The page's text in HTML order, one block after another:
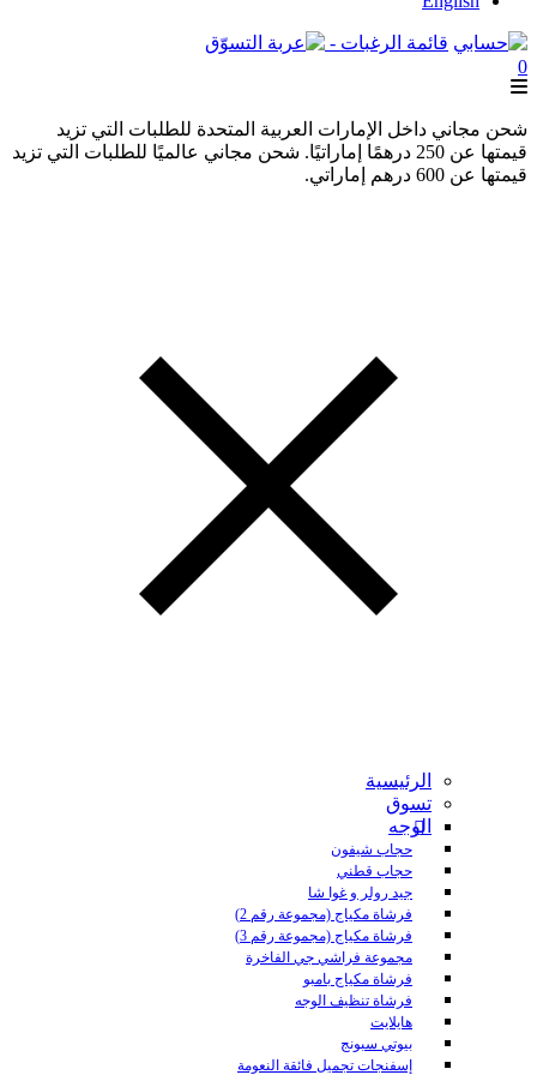
قائمة الرغبات -
0
شحن مجاني داخل الإمارات العربية المتحدة للطلبات التي تزيد
قيمتها عن 250 درهمًا إماراتيًا. شحن مجاني عالميًا للطلبات التي تزيد
قيمتها عن 600 درهم إماراتي.
الرئيسية
تسوق
الوجه
حجاب شيفون
حجاب قطني
جيد رولر و غوا شا
فرشاة مكياج (مجموعة رقم 2)
فرشاة مكياج (مجموعة رقم 3)
مجموعة فراشي جي الفاخرة
فرشاة مكياج بامبو
فرشاة تنظيف الوجه
هايلايت
بيوتي سبونج
إسفنجات تجميل فائقة النعومة